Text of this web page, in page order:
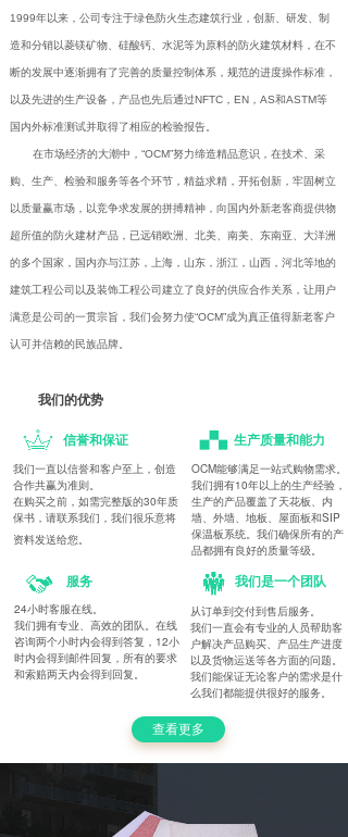
1999年以来，公司专注于绿色防火生态建筑行业，创新、研发、制
造和分销以菱镁矿物、硅酸钙、水泥等为原料的防火建筑材料，在不
断的发展中逐渐拥有了完善的质量控制体系，规范的进度操作标准，
以及先进的生产设备，产品也先后通过NFTC，EN，AS和ASTM等
国内外标准测试并取得了相应的检验报告。
在市场经济的大潮中，“OCM”努力缔造精品意识，在技术、采
购、生产、检验和服务等各个环节，精益求精，开拓创新，牢固树立
以质量赢市场，以竞争求发展的拼搏精神，向国内外新老客商提供物
超所值的防火建材产品，已远销欧洲、北美、南美、东南亚、大洋洲
的多个国家，国内亦与江苏，上海，山东，浙江，山西，河北等地的
建筑工程公司以及装饰工程公司建立了良好的供应合作关系，让用户
满意是公司的一贯宗旨，我们会努力使“OCM”成为真正值得新老客户
认可并信赖的民族品牌。
我们的优势
信誉和保证
生产质量和能力
OCM能够满足一站式购物需求。
我们拥有10年以上的生产经验，
生产的产品覆盖了天花板、内
墙、外墙、地板、屋面板和SIP
保温板系统。我们确保所有的产
品都拥有良好的质量等级。
我们一直以信誉和客户至上，创造
合作共赢为准则。
在购买之前，如需完整版的30年质
保书，请联系我们，我们很乐意将
资料发送给您。
服务
我们是一个团队
24小时客服在线。
我们拥有专业、高效的团队。在线
咨询两个小时内会得到答复，12小
时内会得到邮件回复，所有的要求
和索赔两天内会得到回复。
从订单到交付到售后服务。
我们一直会有专业的人员帮助客
户解决产品购买、产品生产进度
以及货物运送等各方面的问题。
我们能保证无论客户的需求是什
么我们都能提供很好的服务。
查看更多